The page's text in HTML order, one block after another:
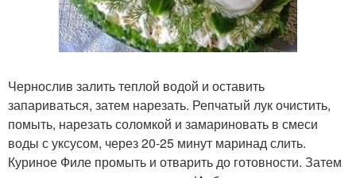
Чернослив залить теплой водой и оставить
запариваться, затем нарезать. Репчатый лук очистить,
помыть, нарезать соломкой и замариновать в смеси
воды с уксусом, через 20-25 минут маринад слить.
Куриное Филе промыть и отварить до готовности. Затем